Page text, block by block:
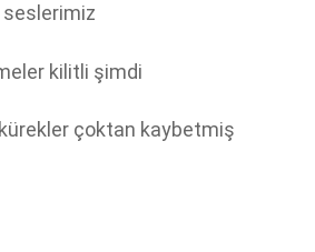
seslerimiz
kilitli şimdi
çoktan kaybetmiş